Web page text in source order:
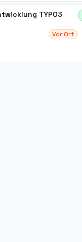
TYPO3
Vor Ort